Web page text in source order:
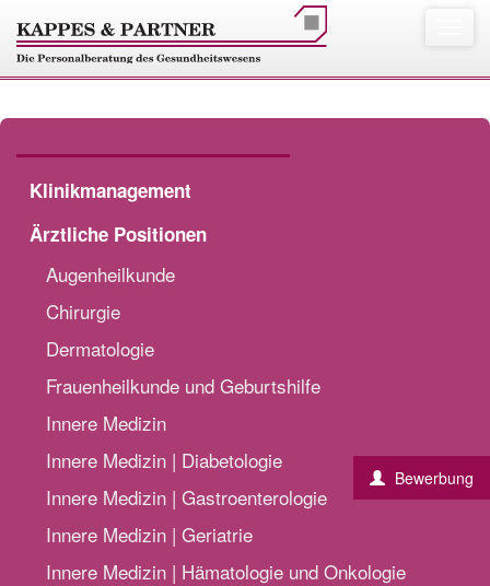
Klinikmanagement
Ärztliche Positionen
Augenheilkunde
Chirurgie
Dermatologie
Frauenheilkunde und Geburtshilfe
Innere Medizin
Innere Medizin | Diabetologie
Innere Medizin | Gastroenterologie
Innere Medizin | Geriatrie
Innere Medizin | Hämatologie und Onkologie
Bewerbung